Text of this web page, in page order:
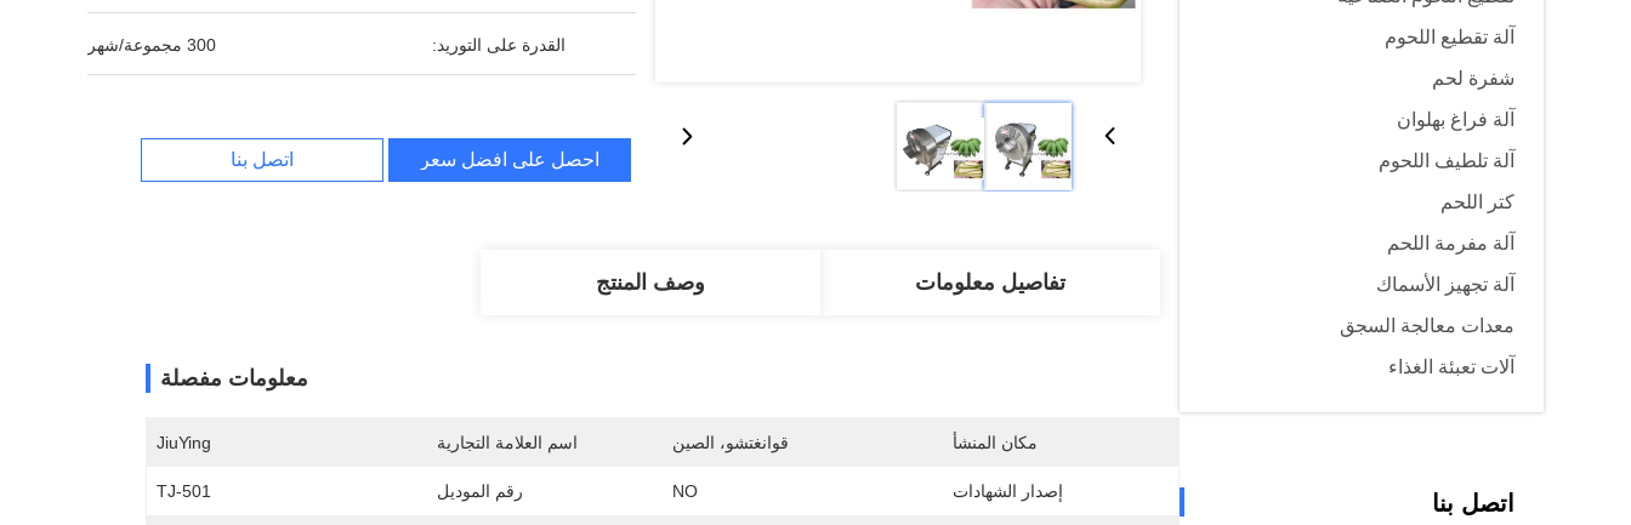
آلة تقطيع اللحوم
شفرة لحم
آلة فراغ بهلوان
آلة تلطيف اللحوم
كتر اللحم
آلة مفرمة اللحم
آلة تجهيز الأسماك
معدات معالجة السجق
آلات تعبئة الغذاء
اتصل بنا
القدرة على التوريد: 300 مجموعة/شهر
احصل على افضل سعر اتصل بنا
تفاصيل معلومات وصف المنتج
معلومات مفصلة
مكان المنشأ قوانغتشو، الصين اسم العلامة التجارية JiuYing
إصدار الشهادات NO رقم الموديل TJ-501